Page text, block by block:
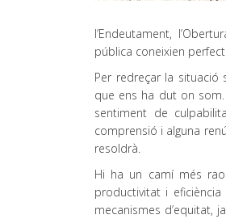
l’Endeutament,
pública coneixien
Per redreçar la
que ens ha dut on
sentiment de
comprensió i alguna
resoldrà.
Hi ha un camí més
productivitat i
mecanismes d’equitat,